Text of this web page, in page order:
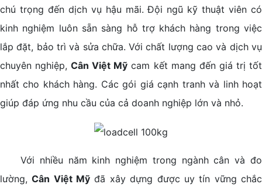
chú trọng đến dịch vụ hậu mãi. Đội ngũ kỹ thuật viên có
kinh nghiệm luôn sẵn sàng hỗ trợ khách hàng trong việc
lắp đặt, bảo trì và sửa chữa. Với chất lượng cao và dịch vụ
chuyên nghiệp,Cân Việt Mỹ cam kết mang đến giá trị tốt
nhất cho khách hàng. Các gói giá cạnh tranh và linh hoạt
giúp đáp ứng nhu cầu của cả doanh nghiệp lớn và nhỏ.
Với nhiều năm kinh nghiệm trong ngành cân và đo
lường,Cân Việt Mỹ đã xây dựng được uy tín vững chắc